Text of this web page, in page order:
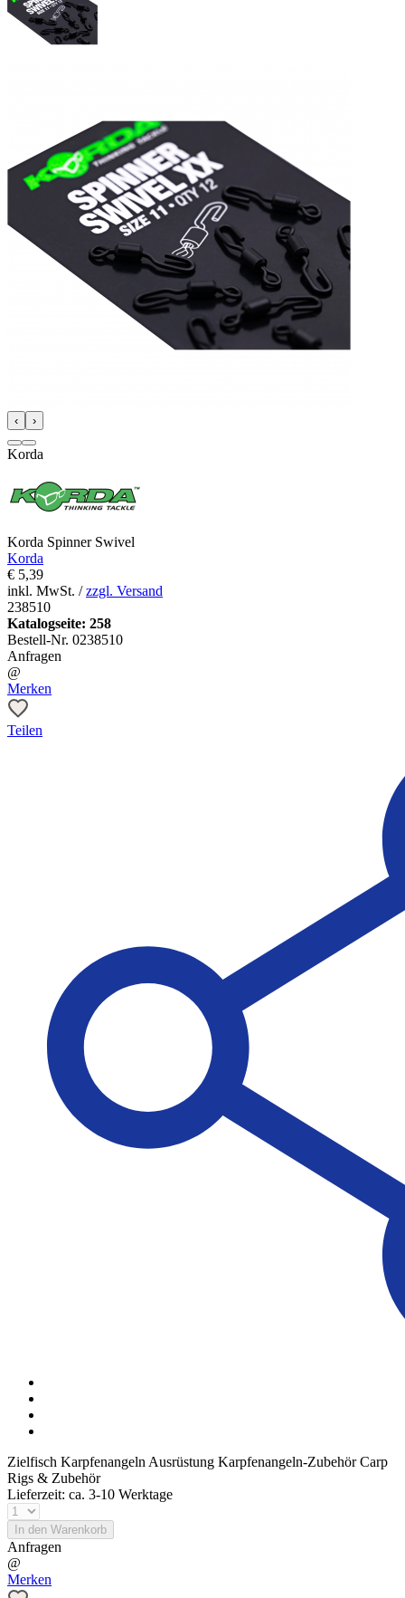
‹ ›
Korda
Korda Spinner Swivel
Korda
€ 5,39
inkl. MwSt. /zzgl. Versand
238510
Katalogseite: 258
Bestell-Nr. 0238510
Anfragen
@
Merken
Teilen
Zielfisch Karpfenangeln Ausrüstung Karpfenangeln-Zubehör Carp
Rigs & Zubehör
Lieferzeit: ca. 3-10 Werktage
In den Warenkorb
Anfragen
@
Merken